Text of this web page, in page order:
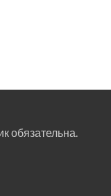
обязательна.